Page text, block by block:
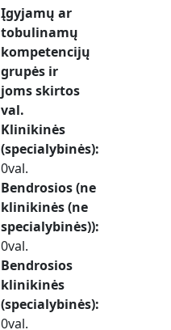
Įgyjamų ar
tobulinamų
kompetencijų
grupės ir
joms skirtos
val.
Klinikinės
(specialybinės)
0val.
Bendrosios (ne
klinikinės (ne
specialybinės))
0val.
Bendrosios
klinikinės
(specialybinės)
0val.